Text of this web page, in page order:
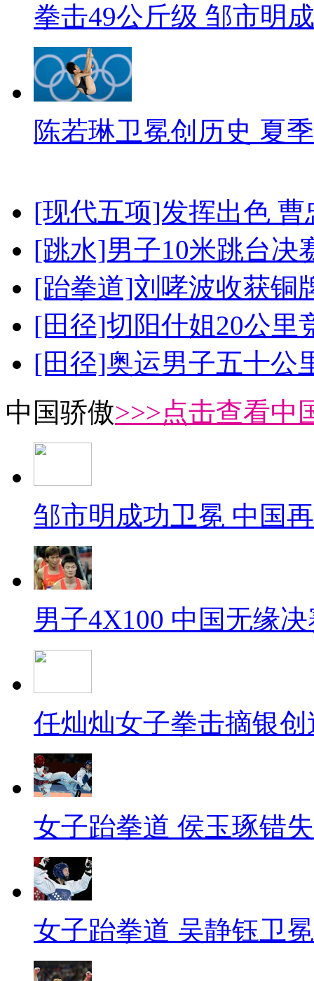
拳击49公斤级 邹市明
陈若琳卫冕创历史 夏
[现代五项]发挥出色
[跳水]男子10米跳台决
[跆拳道]刘哮波收获铜
[田径]切阳什姐20公里
[田径]奥运男子五十公
中国骄傲>>>点击查看中
邹市明成功卫冕 中国
男子4X100 中国无缘
任灿灿女子拳击摘银
女子跆拳道 侯玉琢错
女子跆拳道 吴静钰卫冕